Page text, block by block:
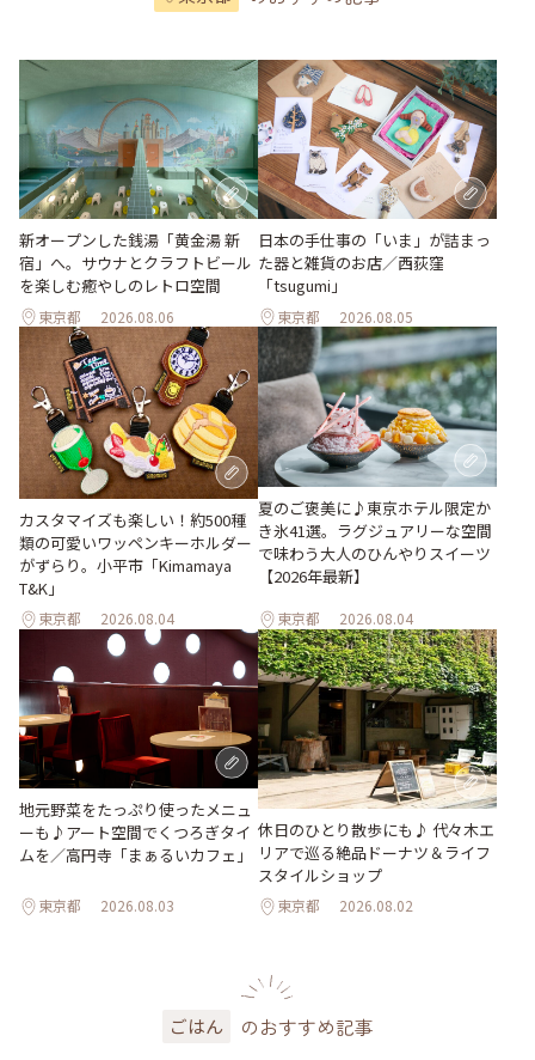
新オープンした銭湯「黄金湯 新
宿」へ。サウナとクラフトビール
を楽しむ癒やしのレトロ空間
東京都 2026.08.06
日本の手仕事の「いま」が詰まっ
た器と雑貨のお店／西荻窪
「tsugumi」
東京都 2026.08.05
カスタマイズも楽しい！約500種
類の可愛いワッペンキーホルダー
がずらり。小平市「Kimamaya
T&K」
東京都 2026.08.04
夏のご褒美に♪東京ホテル限定か
き氷41選。ラグジュアリーな空間
で味わう大人のひんやりスイーツ
【2026年最新】
東京都 2026.08.04
地元野菜をたっぷり使ったメニュ
ーも♪アート空間でくつろぎタイ
ムを／高円寺「まぁるいカフェ」
東京都 2026.08.03
休日のひとり散歩にも♪ 代々木エ
リアで巡る絶品ドーナツ＆ライフ
スタイルショップ
東京都 2026.08.02
ごはん のおすすめ記事